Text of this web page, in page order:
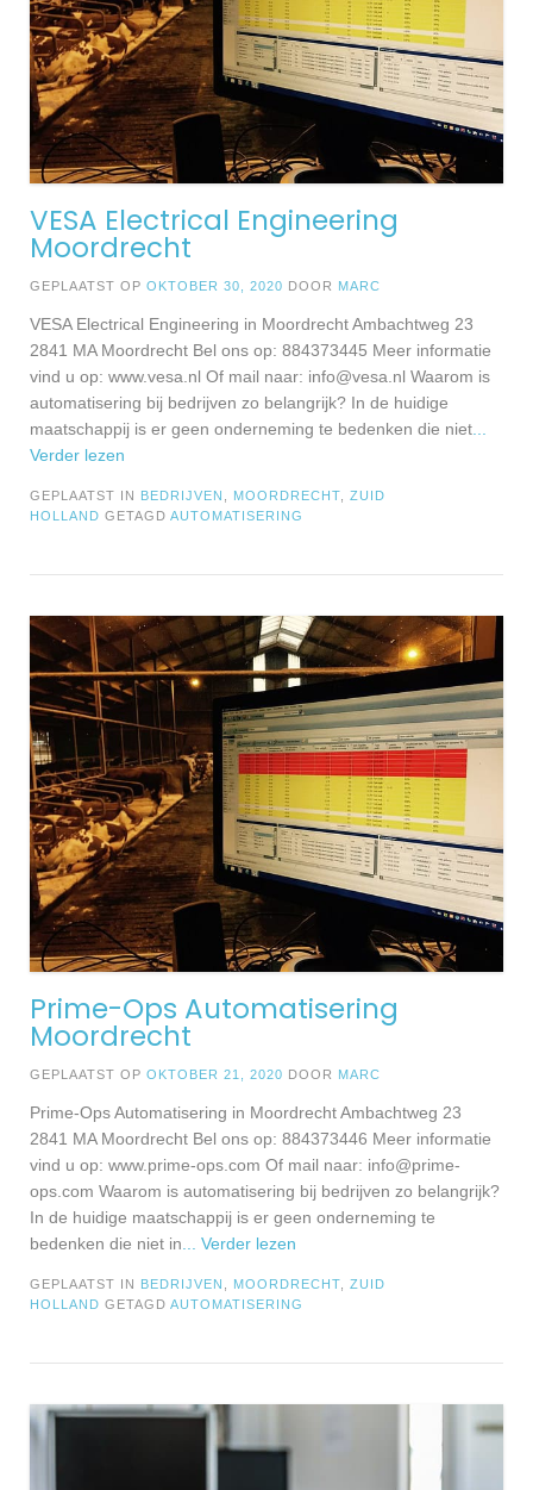
VESA Electrical Engineering
Moordrecht
GEPLAATST OP OKTOBER 30, 2020 DOOR MARC
VESA Electrical Engineering in Moordrecht Ambachtweg 23
2841 MA Moordrecht Bel ons op: 884373445 Meer informatie
vind u op: www.vesa.nl Of mail naar: info@vesa.nl Waarom is
automatisering bij bedrijven zo belangrijk? In de huidige
maatschappij is er geen onderneming te bedenken die niet...
Verder lezen
GEPLAATST IN BEDRIJVEN MOORDRECHT
ZUID
HOLLAND GETAGD AUTOMATISERING
Prime-Ops Automatisering
Moordrecht
GEPLAATST OP OKTOBER 21, 2020 DOOR MARC
Prime-Ops Automatisering in Moordrecht Ambachtweg 23
2841 MA Moordrecht Bel ons op: 884373446 Meer informatie
vind u op: www.prime-ops.com Of mail naar: info@prime-
ops.com Waarom is automatisering bij bedrijven zo belangrijk?
In de huidige maatschappij is er geen onderneming te
bedenken die niet in ... Verder lezen
GEPLAATST IN BEDRIJVEN MOORDRECHT
ZUID
HOLLAND GETAGD AUTOMATISERING